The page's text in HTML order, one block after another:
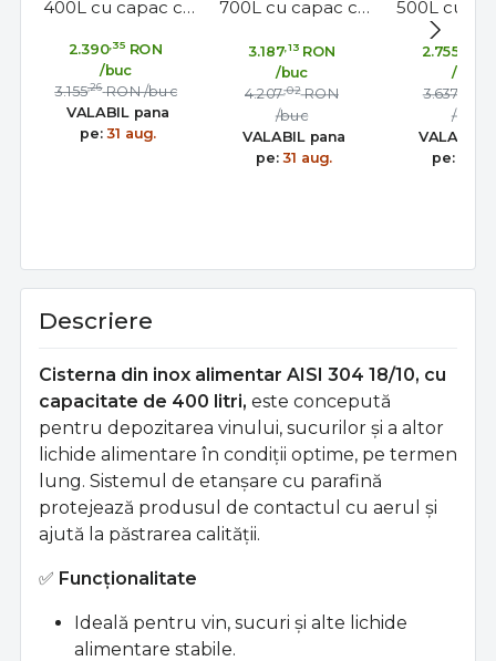
400L cu capac cu
gonflabila – AISI
304, fund plan -
Toscana Inox
2.390,35 RON
/buc
3.155,26 RON /buc
VALABIL pana
pe: 31 aug.
700L cu capac cu
gonflabila – AISI
304, fund plan -
Toscana Inox
3.187,13 RON
/buc
4.207,02 RON
/buc
VALABIL pana
pe: 31 aug.
500L cu
gonflabila
304, fund
Toscana
2.755
/buc
3.637
/buc
VALABIL
pe:
Descriere
Cisterna din inox alimentar AISI 304 18/10, cu
capacitate de 400 litri, este concepută
pentru depozitarea vinului, sucurilor și a altor
lichide alimentare în condiții optime, pe termen
lung. Sistemul de etanșare cu parafină
protejează produsul de contactul cu aerul și
ajută la păstrarea calității.
✅ Funcționalitate
Ideală pentru vin, sucuri și alte lichide
alimentare stabile.